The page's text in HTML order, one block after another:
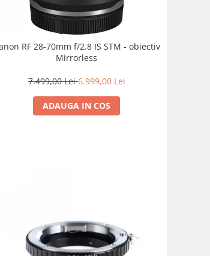
RF 28-70mm f/2.8 IS STM - obiectiv
Mirrorless
7.499,00 Lei6.999,00 Lei
ADAUGA IN COS